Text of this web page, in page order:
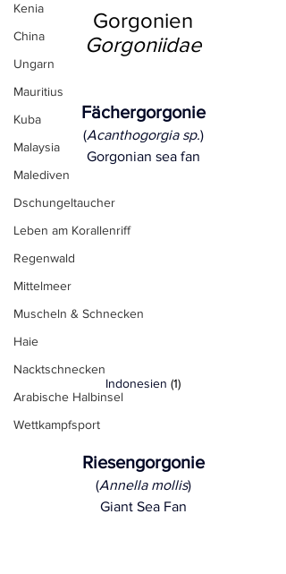
Kenia
China
Ungarn
Mauritius
Kuba
Malaysia
Malediven
Dschungeltaucher
Leben am Korallenriff
Regenwald
Mittelmeer
Muscheln & Schnecken
Haie
Nacktschnecken
Arabische Halbinsel
Wettkampfsport
Gorgonien
Gorgoniidae
Fächergorgonie
(Acanthogorgia sp.)
Gorgonian sea fan
Indonesien (1)
Riesengorgonie
(Annella mollis)
Giant Sea Fan